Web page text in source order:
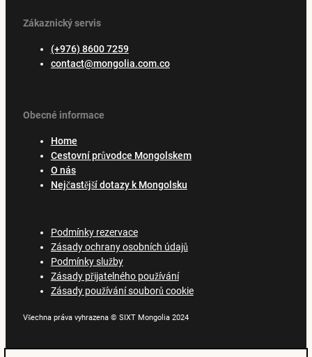
Zákaznický servis
(+976) 8600 7259
contact@mongolia.com.co
Obecné informace
Home
Cestovní průvodce Mongolskem
O nás
Nejčastější dotazy k Mongolsku
Podmínky rezervace
Zásady ochrany osobních údajů
Podmínky služby
Zásady přijatelného používání
Zásady používání souborů cookie
Všechna práva vyhrazena © SIXT Mongolia 2024